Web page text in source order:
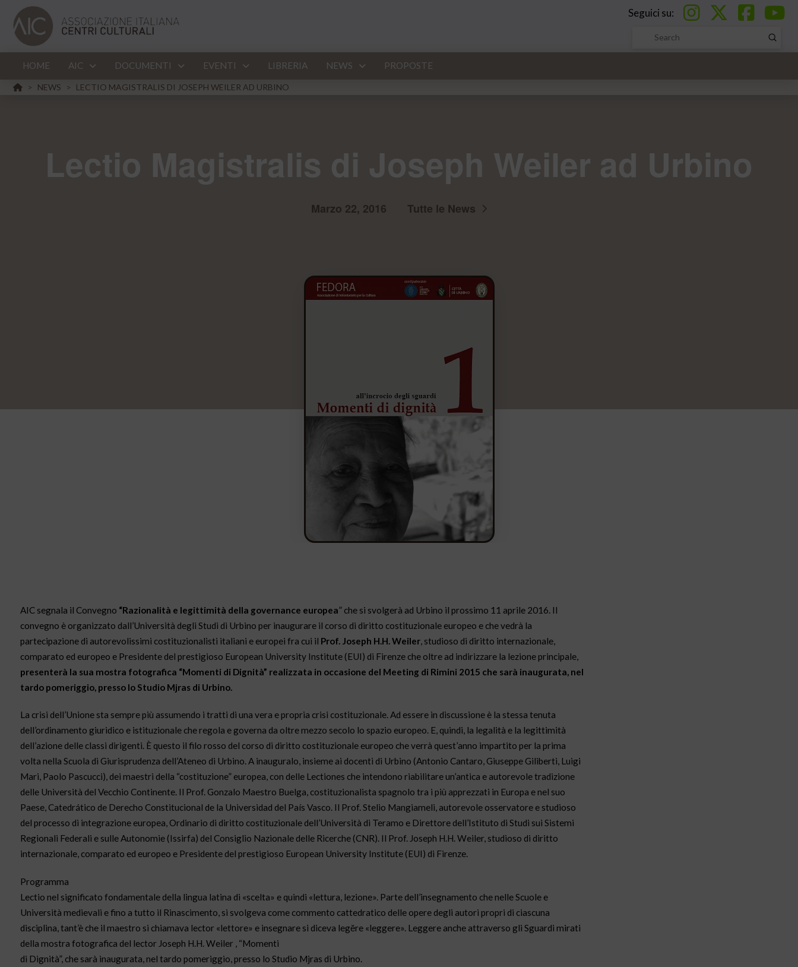
Seguici su:
Search
Submit
HOME AIC DOCUMENTI EVENTI LIBRERIA NEWS PROPOSTE
HOME
> NEWS > LECTIO MAGISTRALIS DI JOSEPH WEILER AD URBINO
Marzo 22, 2016 Tutte le News
AIC segnala il Convegno “Razionalità e legittimità della governance europea” che si svolgerà ad Urbino il prossimo 11 aprile 2016. Il
convegno è organizzato dall’Università degli Studi di Urbino per inaugurare il corso di diritto costituzionale europeo e che vedrà la
partecipazione di autorevolissimi costituzionalisti italiani e europei fra cui il Prof. Joseph H.H. Weiler, studioso di diritto internazionale,
comparato ed europeo e Presidente del prestigioso European University Institute (EUI) di Firenze che oltre ad indirizzare la lezione principale,
presenterà la sua mostra fotografica “Momenti di Dignità” realizzata in occasione del Meeting di Rimini 2015 che sarà inaugurata, nel
tardo pomeriggio, presso lo Studio Mjras di Urbino.
La crisi dell’Unione sta sempre più assumendo i tratti di una vera e propria crisi costituzionale. Ad essere in discussione è la stessa tenuta
dell’ordinamento giuridico e istituzionale che regola e governa da oltre mezzo secolo lo spazio europeo. E, quindi, la legalità e la legittimità
dell’azione delle classi dirigenti. È questo il filo rosso del corso di diritto costituzionale europeo che verrà quest’anno impartito per la prima
volta nella Scuola di Giurisprudenza dell’Ateneo di Urbino. A inauguralo, insieme ai docenti di Urbino (Antonio Cantaro, Giuseppe Giliberti, Luigi
Mari, Paolo Pascucci), dei maestri della “costituzione” europea, con delle Lectiones che intendono riabilitare un’antica e autorevole tradizione
delle Università del Vecchio Continente. Il Prof. Gonzalo Maestro Buelga, costituzionalista spagnolo tra i più apprezzati in Europa e nel suo
Paese, Catedrático de Derecho Constitucional de la Universidad del País Vasco. Il Prof. Stelio Mangiameli, autorevole osservatore e studioso
del processo di integrazione europea, Ordinario di diritto costituzionale dell’Università di Teramo e Direttore dell’Istituto di Studi sui Sistemi
Regionali Federali e sulle Autonomie (Issirfa) del Consiglio Nazionale delle Ricerche (CNR). Il Prof. Joseph H.H. Weiler, studioso di diritto
internazionale, comparato ed europeo e Presidente del prestigioso European University Institute (EUI) di Firenze.
Programma
Lectio nel significato fondamentale della lingua latina di «scelta» e quindi «lettura, lezione». Parte dell’insegnamento che nelle Scuole e
Università medievali e fino a tutto il Rinascimento, si svolgeva come commento cattedratico delle opere degli autori propri di ciascuna
disciplina, tant’è che il maestro si chiamava lector «lettore» e insegnare si diceva legĕre «leggere». Leggere anche attraverso gli Sguardi mirati
della mostra fotografica del lector Joseph H.H. Weiler , “Momenti
di Dignità”, che sarà inaugurata, nel tardo pomeriggio, presso lo Studio Mjras di Urbino.